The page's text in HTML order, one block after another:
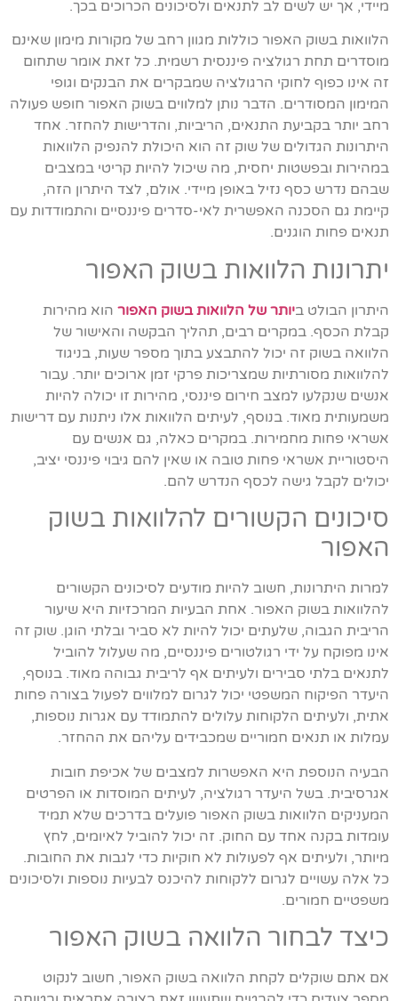
מיידי, אך יש לשים לב לתנאים ולסיכונים הכרוכים בכך.
הלוואות בשוק האפור כוללות מגוון רחב של מקורות מימון שאינם
מוסדרים תחת רגולציה פיננסית רשמית. כל זאת אומר שתחום
זה אינו כפוף לחוקי הרגולציה שמבקרים את הבנקים וגופי
המימון המסודרים. הדבר נותן למלווים בשוק האפור חופש פעולה
רחב יותר בקביעת התנאים, הריביות, והדרישות להחזר. אחד
היתרונות הגדולים של שוק זה הוא היכולת להנפיק הלוואות
במהירות ובפשטות יחסית, מה שיכול להיות קריטי במצבים
שבהם נדרש כסף נזיל באופן מיידי. אולם, לצד היתרון הזה,
קיימת גם הסכנה האפשרית לאי-סדרים פיננסיים והתמודדות עם
תנאים פחות הוגנים.
יתרונות הלוואות בשוק האפור
היתרון הבולט ביותר של הלוואות בשוק האפור הוא מהירות
קבלת הכסף. במקרים רבים, תהליך הבקשה והאישור של
הלוואה בשוק זה יכול להתבצע בתוך מספר שעות, בניגוד
להלוואות מסורתיות שמצריכות פרקי זמן ארוכים יותר. עבור
אנשים שנקלעו למצב חירום פיננסי, מהירות זו יכולה להיות
משמעותית מאוד. בנוסף, לעיתים הלוואות אלו ניתנות עם דרישות
אשראי פחות מחמירות. במקרים כאלה, גם אנשים עם
היסטוריית אשראי פחות טובה או שאין להם גיבוי פיננסי יציב,
יכולים לקבל גישה לכסף הנדרש להם.
סיכונים הקשורים להלוואות בשוק
האפור
למרות היתרונות, חשוב להיות מודעים לסיכונים הקשורים
להלוואות בשוק האפור. אחת הבעיות המרכזיות היא שיעור
הריבית הגבוה, שלעתים יכול להיות לא סביר ובלתי הוגן. שוק זה
אינו מפוקח על ידי רגולטורים פיננסיים, מה שעלול להוביל
לתנאים בלתי סבירים ולעיתים אף לריבית גבוהה מאוד. בנוסף,
היעדר הפיקוח המשפטי יכול לגרום למלווים לפעול בצורה פחות
אתית, ולעיתים הלקוחות עלולים להתמודד עם אגרות נוספות,
עמלות או תנאים חמוריים שמכבידים עליהם את ההחזר.
הבעיה הנוספת היא האפשרות למצבים של אכיפת חובות
אגרסיבית. בשל היעדר רגולציה, לעיתים המוסדות או הפרטים
המעניקים הלוואות בשוק האפור פועלים בדרכים שלא תמיד
עומדות בקנה אחד עם החוק. זה יכול להוביל לאיומים, לחץ
מיותר, ולעיתים אף לפעולות לא חוקיות כדי לגבות את החובות.
כל אלה עשויים לגרום ללקוחות להיכנס לבעיות נוספות ולסיכונים
משפטיים חמורים.
כיצד לבחור הלוואה בשוק האפור
אם אתם שוקלים לקחת הלוואה בשוק האפור, חשוב לנקוט